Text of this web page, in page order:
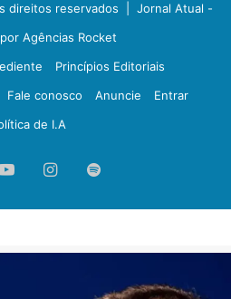
direitos reservados | Jornal Atual -
Agências Rocket
Princípios Editoriais
Fale conosco Anuncie
Entrar
de I.A
YouTubeInstagram
Spotify